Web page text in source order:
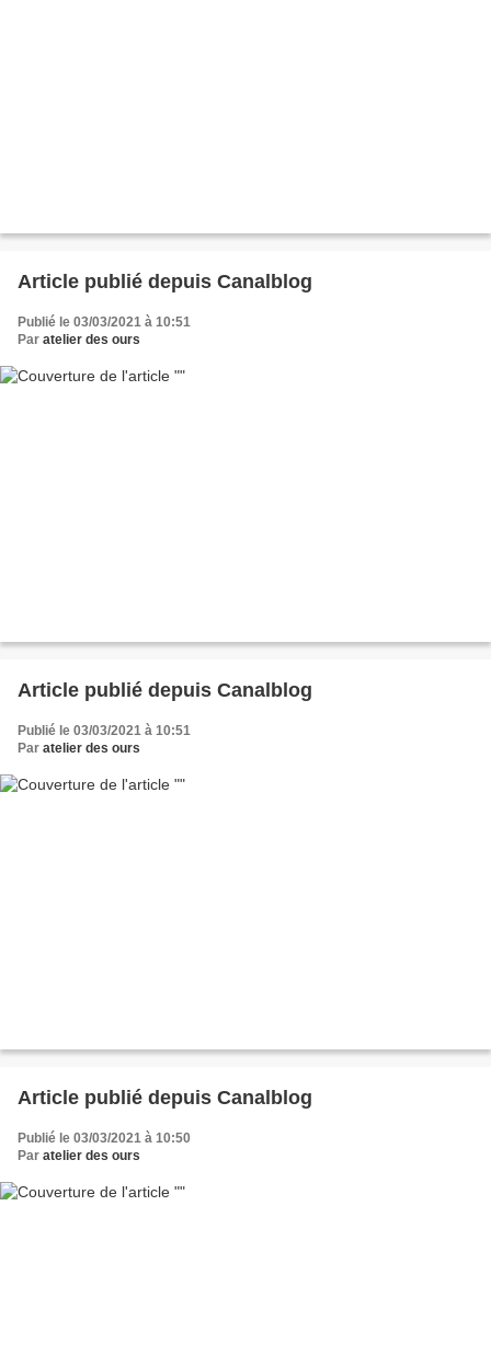
Article publié depuis Canalblog
Publié le 03/03/2021 à 10:51
Par atelier des ours
Article publié depuis Canalblog
Publié le 03/03/2021 à 10:51
Par atelier des ours
Article publié depuis Canalblog
Publié le 03/03/2021 à 10:50
Par atelier des ours